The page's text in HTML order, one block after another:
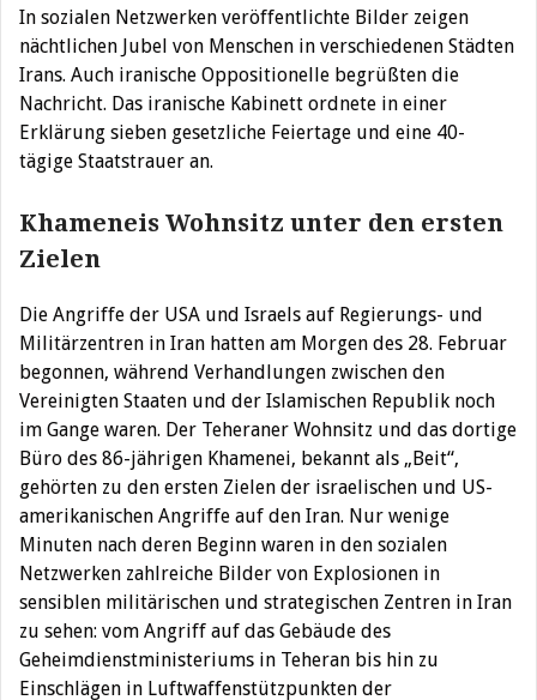
In sozialen Netzwerken veröffentlichte Bilder zeigen
nächtlichen Jubel von Menschen in verschiedenen Städten
Irans. Auch iranische Oppositionelle begrüßten die
Nachricht. Das iranische Kabinett ordnete in einer
Erklärung sieben gesetzliche Feiertage und eine 40-
tägige Staatstrauer an.
Khameneis Wohnsitz unter den ersten
Zielen
Die Angriffe der USA und Israels auf Regierungs- und
Militärzentren in Iran hatten am Morgen des 28. Februar
begonnen, während Verhandlungen zwischen den
Vereinigten Staaten und der Islamischen Republik noch
im Gange waren. Der Teheraner Wohnsitz und das dortige
Büro des 86-jährigen Khamenei, bekannt als „Beit“,
gehörten zu den ersten Zielen der israelischen und US-
amerikanischen Angriffe auf den Iran. Nur wenige
Minuten nach deren Beginn waren in den sozialen
Netzwerken zahlreiche Bilder von Explosionen in
sensiblen militärischen und strategischen Zentren in Iran
zu sehen: vom Angriff auf das Gebäude des
Geheimdienstministeriums in Teheran bis hin zu
Einschlägen in Luftwaffenstützpunkten der